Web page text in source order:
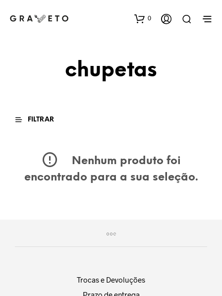
0
chupetas
FILTRAR
Nenhum produto foi
encontrado para a sua seleção.
Trocas e Devoluções